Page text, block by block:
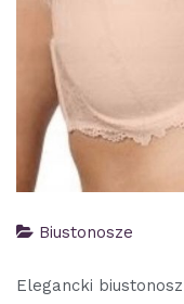
Biustonosze
Elegancki